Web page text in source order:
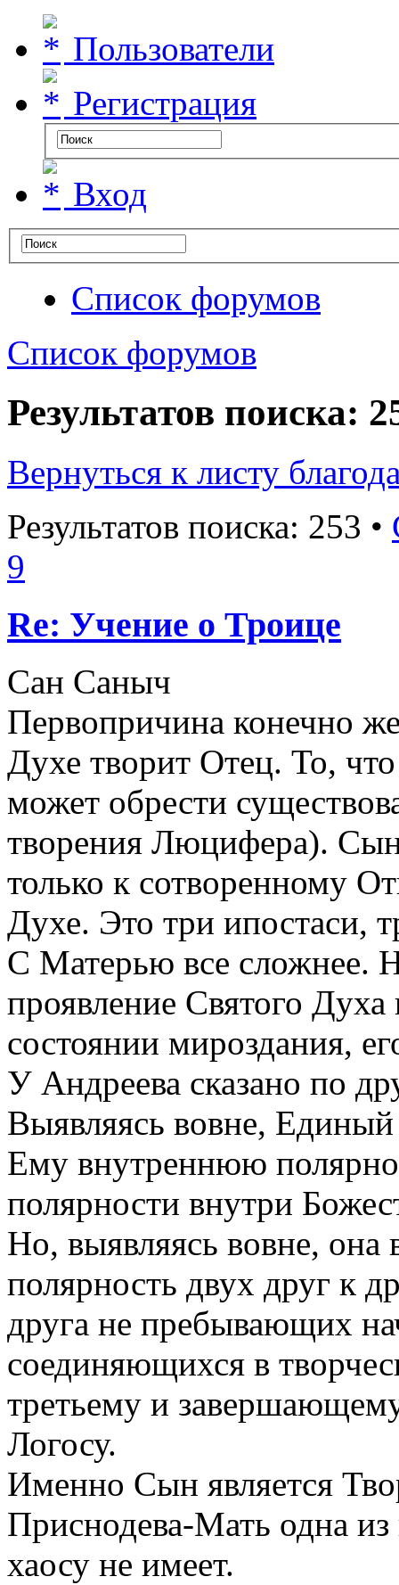
Пользователи
Регистрация
Вход
Список форумов
Список форумов
Результатов поиска:
Вернуться к листу
Результатов поиска: 253 •
9
Re: Учение о Троице
Сан Саныч
Первопричина конечно
Духе творит Отец. То,
может обрести
творения Люцифера). Сын
только к сотворенному
Духе. Это три ипостаси,
С Матерью все сложнее.
проявление Святого
состоянии мироздания,
У Андреева сказано по
Выявляясь вовне,
Ему внутреннюю
полярности внутри
Но, выявляясь вовне, она
полярность двух друг к
друга не пребывающих
соединяющихся в
третьему и
Логосу.
Именно Сын является
Приснодева-Мать одна
хаосу не имеет.